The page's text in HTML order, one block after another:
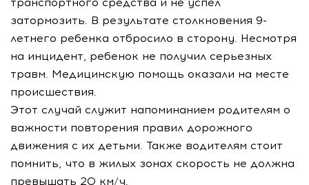
затормозить. В результате столкновения 9-
летнего ребенка отбросило в сторону. Несмотря
на инцидент, ребенок не получил серьезных
травм. Медицинскую помощь оказали на месте
происшествия.
Этот случай служит напоминанием родителям о
важности повторения правил дорожного
движения с их детьми. Также водителям стоит
помнить, что в жилых зонах скорость не должна
превышать 20 км/ч.